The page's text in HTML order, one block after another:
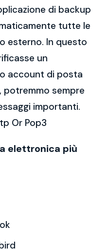
di backup
tutte le
esterno. In questo
un
account di posta
sempre
importanti.
Or Pop3
elettronica più